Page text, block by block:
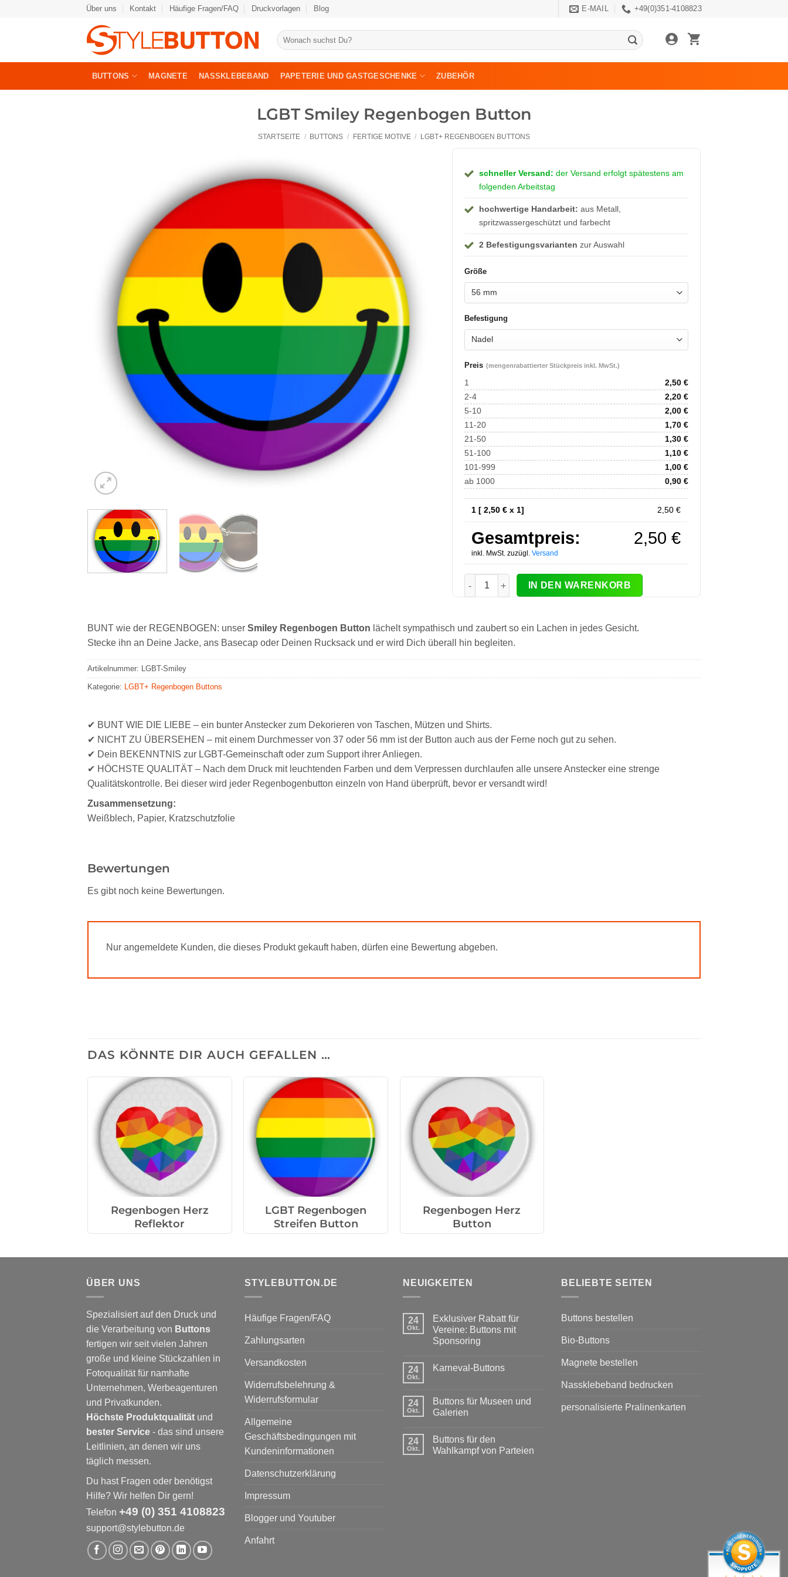
Über uns Kontakt Häufige Fragen/FAQ Druckvorlagen Blog E-MAIL +49(0)351-4108823
Suche
nach:
BUTTONS MAGNETE NASSKLEBEBAND PAPETERIE UND GASTGESCHENKE ZUBEHÖR
LGBT Smiley Regenbogen Button
STARTSEITE / BUTTONS / FERTIGE MOTIVE / LGBT+ REGENBOGEN BUTTONS
schneller Versand: der Versand erfolgt spätestens am
folgenden Arbeitstag
hochwertige Handarbeit: aus Metall,
spritzwassergeschützt und farbecht
2 Befestigungsvarianten zur Auswahl
Größe
Befestigung
Preis (mengenrabattierter Stückpreis inkl. MwSt.)
1 2,50 €
2-4
2,20 €
5-10
2,00 €
11-20
1,70 €
21-50
1,30 €
51-100
1,10 €
101-999
1,00 €
ab 1000
0,90 €
1 [ 2,50€ x 1] 2,50€
Gesamtpreis:
inkl. MwSt. zuzügl. Versand
2,50 €
LGBT Smiley Regenbogen Button Menge
IN DEN WARENKORB
BUNT wie der REGENBOGEN: unserSmiley Regenbogen Button lächelt sympathisch und zaubert so ein Lachen in jedes Gesicht.
Stecke ihn an Deine Jacke, ans Basecap oder Deinen Rucksack und er wird Dich überall hin begleiten.
Artikelnummer: LGBT-Smiley
Kategorie: LGBT+ Regenbogen Buttons
✔ BUNT WIE DIE LIEBE – ein bunter Anstecker zum Dekorieren von Taschen, Mützen und Shirts.
✔ NICHT ZU ÜBERSEHEN – mit einem Durchmesser von 37 oder 56 mm ist der Button auch aus der Ferne noch gut zu sehen.
✔ Dein BEKENNTNIS zur LGBT-Gemeinschaft oder zum Support ihrer Anliegen.
✔ HÖCHSTE QUALITÄT – Nach dem Druck mit leuchtenden Farben und dem Verpressen durchlaufen alle unsere Anstecker eine strenge
Qualitätskontrolle. Bei dieser wird jeder Regenbogenbutton einzeln von Hand überprüft, bevor er versandt wird!
Zusammensetzung:
Weißblech, Papier, Kratzschutzfolie
Bewertungen
Es gibt noch keine Bewertungen.
Nur angemeldete Kunden, die dieses Produkt gekauft haben, dürfen eine Bewertung abgeben.
DAS KÖNNTE DIR AUCH GEFALLEN …
Regenbogen Herz
Reflektor
LGBT Regenbogen
Streifen Button
Regenbogen Herz
Button
ÜBER UNS
Spezialisiert auf den Druck und
die Verarbeitung von Buttons
fertigen wir seit vielen Jahren
große und kleine Stückzahlen in
Fotoqualität für namhafte
Unternehmen, Werbeagenturen
und Privatkunden.
Höchste Produktqualität und
bester Service - das sind unsere
Leitlinien, an denen wir uns
täglich messen.
Du hast Fragen oder benötigst
Hilfe? Wir helfen Dir gern!
Telefon +49 (0) 351 4108823
support@stylebutton.de
STYLEBUTTON.DE
Häufige Fragen/FAQ
Zahlungsarten
Versandkosten
Widerrufsbelehrung &
Widerrufsformular
Allgemeine
Geschäftsbedingungen mit
Kundeninformationen
Datenschutzerklärung
Impressum
Blogger und Youtuber
Anfahrt
NEUIGKEITEN
24
Okt.
Exklusiver Rabatt für
Vereine: Buttons mit
Sponsoring
zu
Vereine:
Buttons
mit
24
Okt.
Karneval-Buttons
Karneval-
Buttons
24
Okt.
Buttons für Museen und
Galerien
zu
Buttons
für
24
Okt.
Buttons für den
Wahlkampf von Parteien
BELIEBTE SEITEN
Buttons bestellen
Bio-Buttons
Magnete bestellen
Nassklebeband bedrucken
personalisierte Pralinenkarten